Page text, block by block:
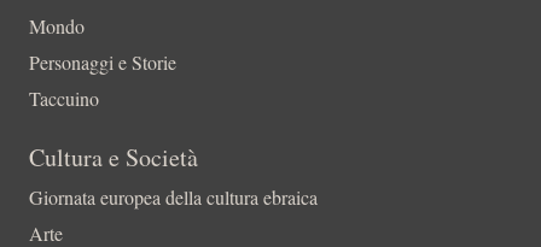
Mondo
Personaggi e Storie
Taccuino
Cultura e Società
Giornata europea della cultura ebraica
Arte